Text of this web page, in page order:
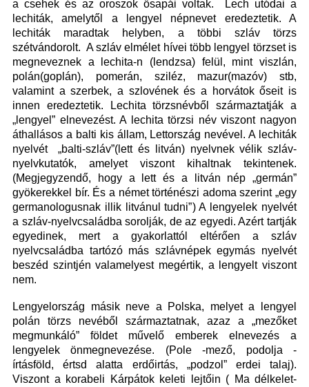
a csehek és az oroszok ősapái voltak. Lech utódai a
lechiták, amelytől a lengyel népnevet eredeztetik. A
lechiták maradtak helyben, a többi szláv törzs
szétvándorolt. A szláv elmélet hívei több lengyel törzset is
megneveznek a lechita-n (lendzsa) felül, mint viszlán,
polán(goplán), pomerán, sziléz, mazur(mazóv) stb,
valamint a szerbek, a szlovének és a horvátok őseit is
innen eredeztetik. Lechita törzsnévből származtatják a
„lengyel” elnevezést. A lechita törzsi név viszont nagyon
áthallásos a balti kis állam, Lettország nevével. A lechiták
nyelvét „balti-szláv”(lett és litván) nyelvnek vélik szláv-
nyelvkutatók, amelyet viszont kihaltnak tekintenek.
(Megjegyzendő, hogy a lett és a litván nép „germán”
gyökerekkel bír. És a német történészi adoma szerint „egy
germanologusnak illik litvánul tudni”) A lengyelek nyelvét
a szláv-nyelvcsaládba sorolják, de az egyedi. Azért tartják
egyedinek, mert a gyakorlattól eltérően a szláv
nyelvcsaládba tartózó más szlávnépek egymás nyelvét
beszéd szintjén valamelyest megértik, a lengyelt viszont
nem.
Lengyelország másik neve a Polska, melyet a lengyel
polán törzs nevéből származtatnak, azaz a „mezőket
megmunkáló” földet művelő emberek elnevezés a
lengyelek önmegnevezése. (Pole -mező, podolja -
írtásföld, értsd alatta erdőirtás, „podzol” erdei talaj).
Viszont a korabeli Kárpátok keleti lejtőin ( Ma délkelet-